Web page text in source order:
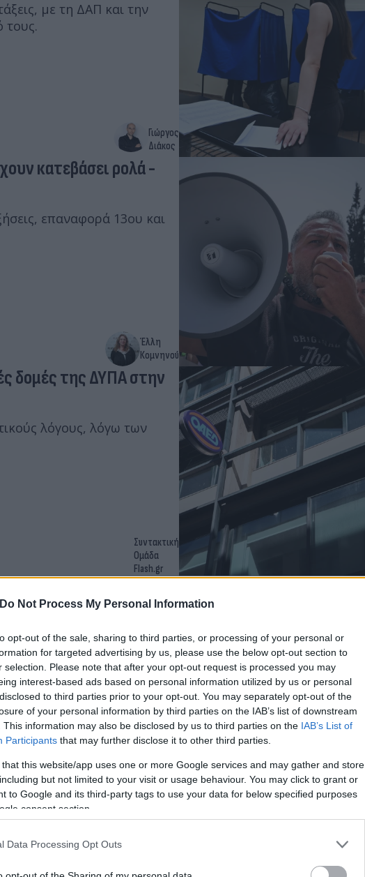
Do Not Process My Personal Information
opt-out of the sale, sharing to third parties, or processing of your personal or
for targeted advertising by us, please use the below opt-out section to
selection. Please note that after your opt-out request is processed you may
interest-based ads based on personal information utilized by us or personal
to third parties prior to your opt-out. You may separately opt-out of the
of your personal information by third parties on the IAB’s list of downstream
This information may also be disclosed by us to third parties on the IAB’s List of
Participants that may further disclose it to other third parties.
that this website/app uses one or more Google services and may gather and store
but not limited to your visit or usage behaviour. You may click to grant or
to Google and its third-party tags to use your data for below specified purposes
consent section.
Data Processing Opt Outs
με τη ΔΑΠ και την
τους.
Γιώργος
Διάκος
κατεβάσει ρολά -
επαναφορά 13ου και
Έλλη
Κομνηνού
δομές της ΔΥΠΑ στην
λόγους, λόγω των
Συντακτική
Ομάδα
Flash.gr
και
χώρα μας με αποκλειστικό
κινηματογράφου και
Ομάδα
Flash.gr